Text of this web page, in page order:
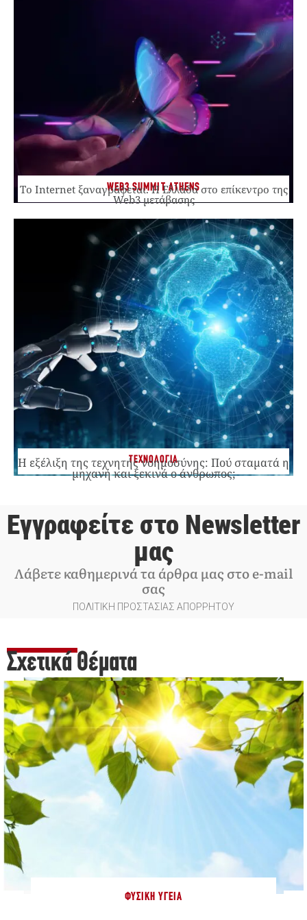
WEB3 SUMMIT ATHENS
Το Internet ξαναγράφεται. Η Ελλάδα στο επίκεντρο της
Web3 μετάβασης
ΤΕΧΝΟΛΟΓΙΑ
Η εξέλιξη της τεχνητής νοημοσύνης: Πού σταματά η
μηχανή και ξεκινά ο άνθρωπος;
Εγγραφείτε στο Newsletter
μας
Λάβετε καθημερινά τα άρθρα μας στο e-mail
σας
ΠΟΛΙΤΙΚΗ ΠΡΟΣΤΑΣΙΑΣ ΑΠΟΡΡΗΤΟΥ
Σχετικά Θέματα
ΦΥΣΙΚΉ ΥΓΕΊΑ